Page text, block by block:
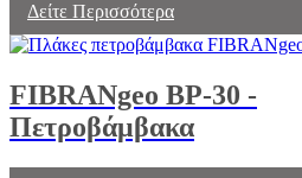
Δείτε Περισσότερα
FIBRANgeo BP-30 -
Πετροβάμβακα